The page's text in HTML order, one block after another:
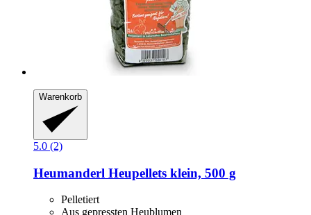
Warenkorb
5.0 (2)
Heumanderl Heupellets klein, 500 g
Pelletiert
Aus gepressten Heublumen